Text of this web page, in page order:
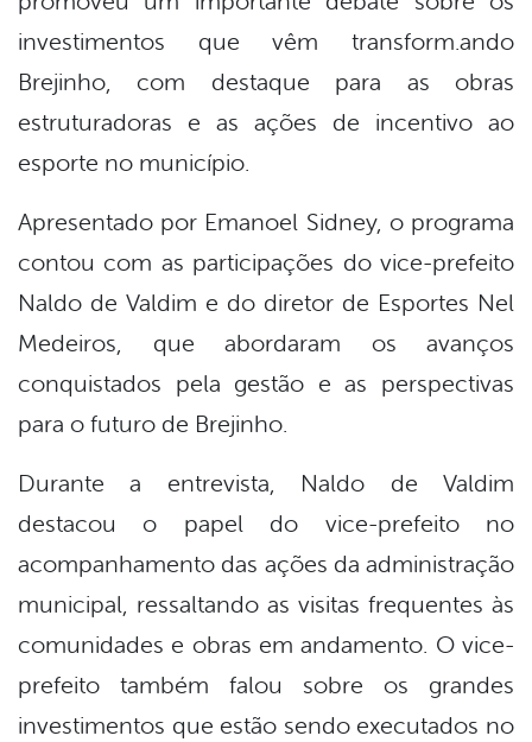
investimentos que vêm transform.ando
Brejinho, com destaque para as obras
estruturadoras e as ações de incentivo ao
esporte no município.
Apresentado por Emanoel Sidney, o programa
contou com as participações do vice-prefeito
Naldo de Valdim e do diretor de Esportes Nel
Medeiros, que abordaram os avanços
conquistados pela gestão e as perspectivas
para o futuro de Brejinho.
Durante a entrevista, Naldo de Valdim
destacou o papel do vice-prefeito no
acompanhamento das ações da administração
municipal, ressaltando as visitas frequentes às
comunidades e obras em andamento. O vice-
prefeito também falou sobre os grandes
investimentos que estão sendo executados no